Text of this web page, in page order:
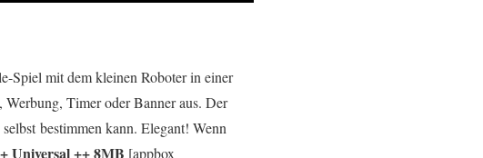
Spiel mit dem kleinen Roboter in einer
Timer oder Banner aus. Der
bestimmen kann. Elegant! Wenn
Universal ++ 8MB [appbox